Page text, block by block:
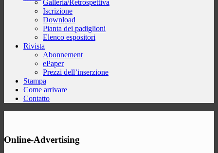
Galleria/Retrospettiva
Iscrizione
Download
Pianta dei padiglioni
Elenco espositori
Rivista
Abonnement
ePaper
Prezzi dell’inserzione
Stampa
Come arrivare
Contatto
Online-Advertising